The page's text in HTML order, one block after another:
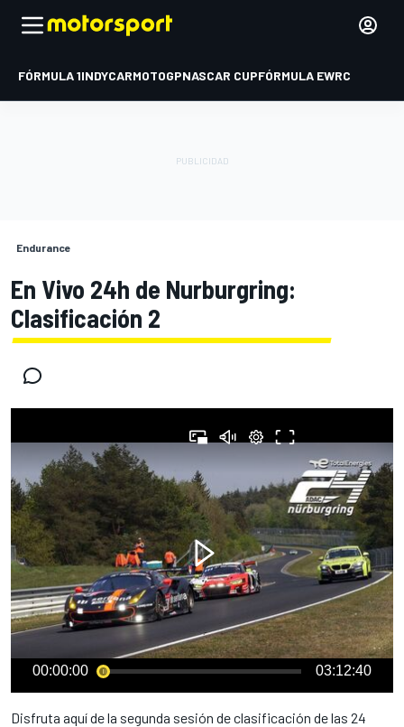
FÓRMULA 1INDYCARMOTOGPNASCAR CUPFÓRMULA EWRC
Endurance
En Vivo 24h de Nurburgring:
Clasificación 2
00:00:00 03:12:40
Disfruta aquí de la segunda sesión de clasificación de las 24